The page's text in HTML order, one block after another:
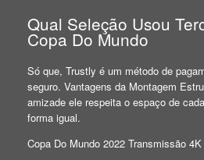
Qual Seleção Usou
Copa Do Mundo
Só que, Trustly é um método de
seguro. Vantagens da Montagem
amizade ele respeita o espaço de
forma igual.
Copa Do Mundo 2022 Transmissão 4K